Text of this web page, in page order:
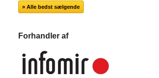
» Alle bedst sælgende
Forhandler af